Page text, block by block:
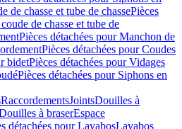
de chasse et tube de chassePièces
de chasse et tube de
Pièces détachées pour Manchon de
Pièces détachées pour Coudes
bidetPièces détachées pour Vidages
Pièces détachées pour Siphons en
RaccordementsJointsDouilles à
à braserEspace
détachées pour LavabosLavabos